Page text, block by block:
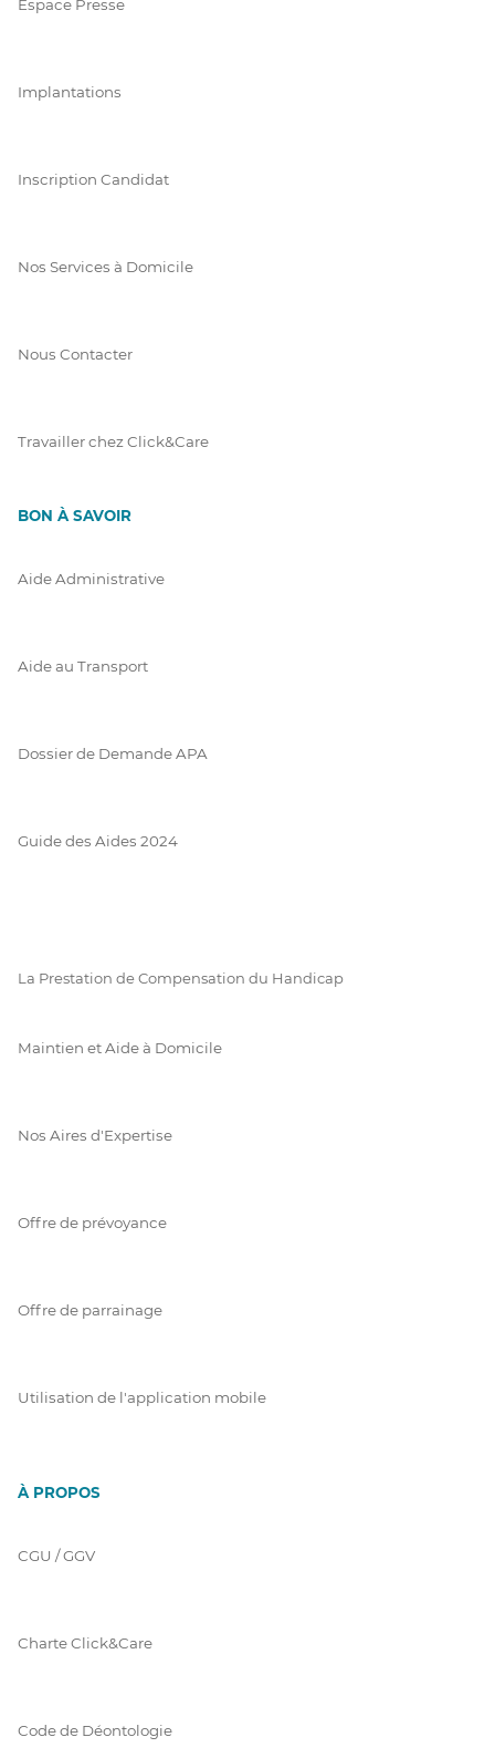
Espace Presse
Implantations
Inscription Candidat
Nos Services à Domicile
Nous Contacter
Travailler chez Click&Care
BON À SAVOIR
Aide Administrative
Aide au Transport
Dossier de Demande APA
Guide des Aides 2024
La Prestation de Compensation du Handicap
Maintien et Aide à Domicile
Nos Aires d'Expertise
Offre de prévoyance
Offre de parrainage
Utilisation de l'application mobile
À PROPOS
CGU / GGV
Charte Click&Care
Code de Déontologie